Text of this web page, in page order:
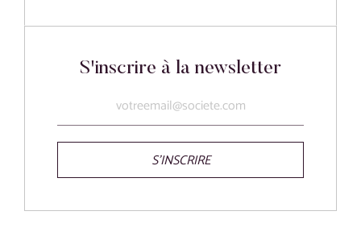
S'inscrire à la newsletter
S'INSCRIRE